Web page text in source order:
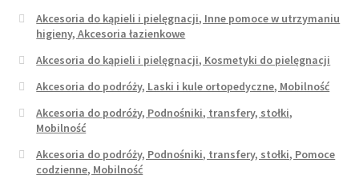
Akcesoria do kąpieli i pielęgnacji, Inne pomoce w utrzymaniu
higieny, Akcesoria łazienkowe
Akcesoria do kąpieli i pielęgnacji, Kosmetyki do pielęgnacji
Akcesoria do podróży, Laski i kule ortopedyczne, Mobilność
Akcesoria do podróży, Podnośniki, transfery, stołki,
Mobilność
Akcesoria do podróży, Podnośniki, transfery, stołki, Pomoce
codzienne, Mobilność